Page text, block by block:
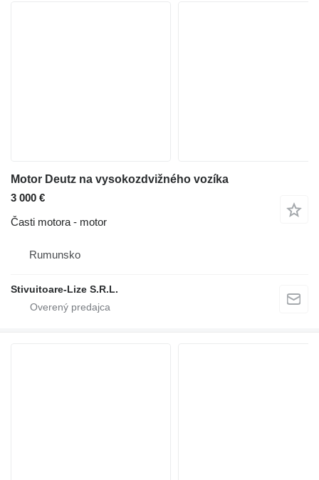
Motor Deutz na vysokozdvižného vozíka
3 000 €
Časti motora - motor
Rumunsko
Stivuitoare-Lize S.R.L.